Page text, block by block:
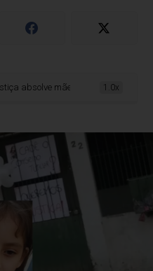
absolve mãe de menina1.0x